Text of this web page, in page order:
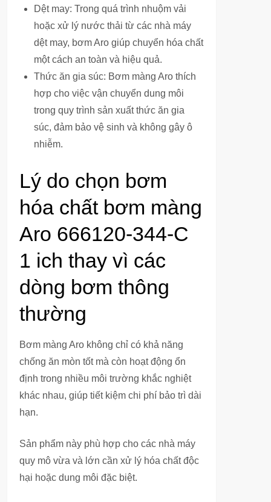
Dệt may: Trong quá trình nhuộm vải
hoặc xử lý nước thải từ các nhà máy
dệt may, bơm Aro giúp chuyển hóa chất
một cách an toàn và hiệu quả.
Thức ăn gia súc: Bơm màng Aro thích
hợp cho việc vận chuyển dung môi
trong quy trình sản xuất thức ăn gia
súc, đảm bảo vệ sinh và không gây ô
nhiễm.
Lý do chọn bơm
hóa chất bơm màng
Aro 666120-344-C
1 ich thay vì các
dòng bơm thông
thường
Bơm màng Aro không chỉ có khả năng
chống ăn mòn tốt mà còn hoạt động ổn
định trong nhiều môi trường khắc nghiệt
khác nhau, giúp tiết kiệm chi phí bảo trì dài
hạn.
Sản phẩm này phù hợp cho các nhà máy
quy mô vừa và lớn cần xử lý hóa chất độc
hại hoặc dung môi đặc biệt.